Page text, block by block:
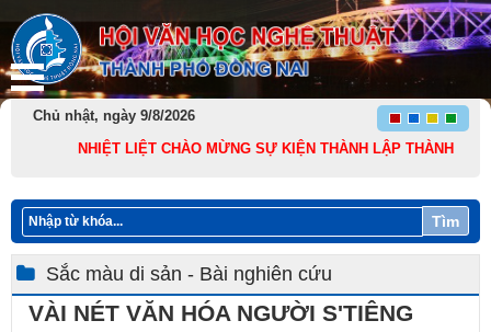
Chủ nhật, ngày 9/8/2026
NHIỆT LIỆT CHÀO MỪNG SỰ KIỆN THÀNH LẬP THÀNH PHỐ
Tìm
Sắc màu di sản - Bài nghiên cứu
VÀI NÉT VĂN HÓA NGƯỜI S'TIÊNG